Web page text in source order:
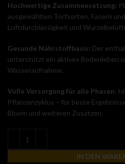
Hochwertige Zusammensetzung:
ausgewählten Torfsorten, Fasern
Luftdurchlässigkeit und
Gesunde Nährstoffbasis: Der
unterstützt ein aktives Bodenleben
Wasseraufnahme.
Volle Versorgung für alle Phasen:
Pflanzenzyklus – für beste
Bloom und weiteren Zusätzen.
IN DEN